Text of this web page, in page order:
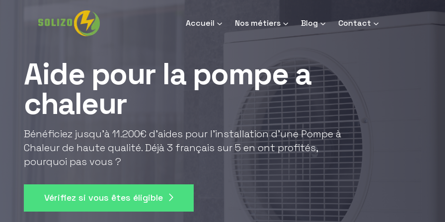
Accueil Nos métiers Blog Contact
Aide pour la pompe a
chaleur
Bénéficiez jusqu'à 11.200€ d'aides pour l'installation d'une Pompe à
Chaleur de haute qualité. Déjà 3 français sur 5 en ont profités,
pourquoi pas vous ?
Vérifiez si vous êtes éligible